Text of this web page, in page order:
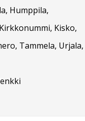
Humppila,
Kisko,
Tammela, Urjala,